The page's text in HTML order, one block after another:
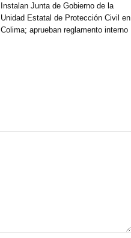
Instalan Junta de Gobierno de la
Unidad Estatal de Protección Civil en
Colima; aprueban reglamento interno